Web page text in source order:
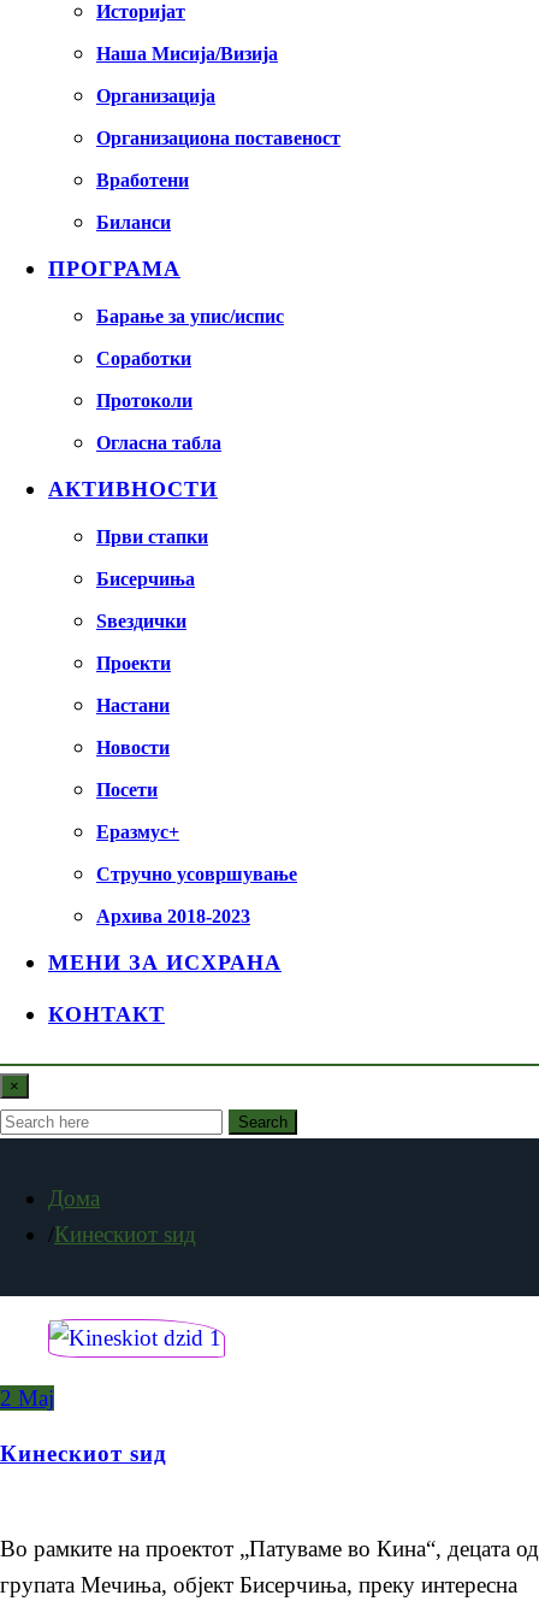
Историјат
Наша Мисија/Визија
Организација
Организациона поставеност
Вработени
Биланси
ПРОГРАМА
Барање за упис/испис
Соработки
Протоколи
Огласна табла
АКТИВНОСТИ
Први стапки
Бисерчиња
Ѕвездички
Проекти
Настани
Новости
Посети
Еразмус+
Стручно усовршување
Архива 2018-2023
МЕНИ ЗА ИСХРАНА
КОНТАКТ
×
Search
Дома
Кинескиот ѕид
2 Мај
Кинескиот ѕид
Во рамките на проектот „Патуваме во Кина“, децата од
групата Мечиња, објект Бисерчиња, преку интересна